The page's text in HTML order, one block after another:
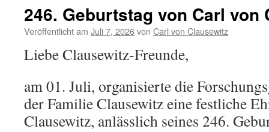
von
246. Geburtstag von Carl von
Veröffentlicht am Juli 7, 2026von Carl von Clausewitz
Liebe Clausewitz-Freunde,
am 01. Juli, organisierte die
der Familie Clausewitz eine festliche
Clausewitz, anlässlich seines 246.